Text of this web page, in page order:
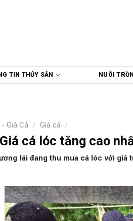
TIN THỦY SẢN NUÔI
Giá Cả / Giá cả /
cá lóc tăng cao
lái đang thu mua cá lóc với